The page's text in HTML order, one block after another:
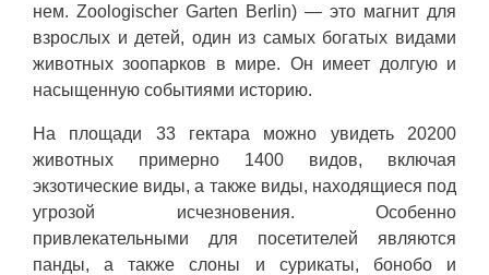
нем. Zoologischer Garten Berlin) — это магнит для
взрослых и детей, один из самых богатых видами
животных зоопарков в мире. Он имеет долгую и
насыщенную событиями историю.
На площади 33 гектара можно увидеть 20200
животных примерно 1400 видов, включая
экзотические виды, а также виды, находящиеся под
угрозой исчезновения. Особенно
привлекательными для посетителей являются
панды, а также слоны и сурикаты, бонобо и